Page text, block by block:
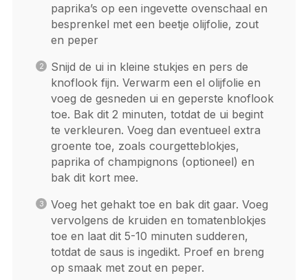
paprika’s op een ingevette ovenschaal en
besprenkel met een beetje olijfolie, zout
en peper
Snijd de ui in kleine stukjes en pers de
knoflook fijn. Verwarm een el olijfolie en
voeg de gesneden ui en geperste knoflook
toe. Bak dit 2 minuten, totdat de ui begint
te verkleuren. Voeg dan eventueel extra
groente toe, zoals courgetteblokjes,
paprika of champignons (optioneel) en
bak dit kort mee.
Voeg het gehakt toe en bak dit gaar. Voeg
vervolgens de kruiden en tomatenblokjes
toe en laat dit 5-10 minuten sudderen,
totdat de saus is ingedikt. Proef en breng
op smaak met zout en peper.